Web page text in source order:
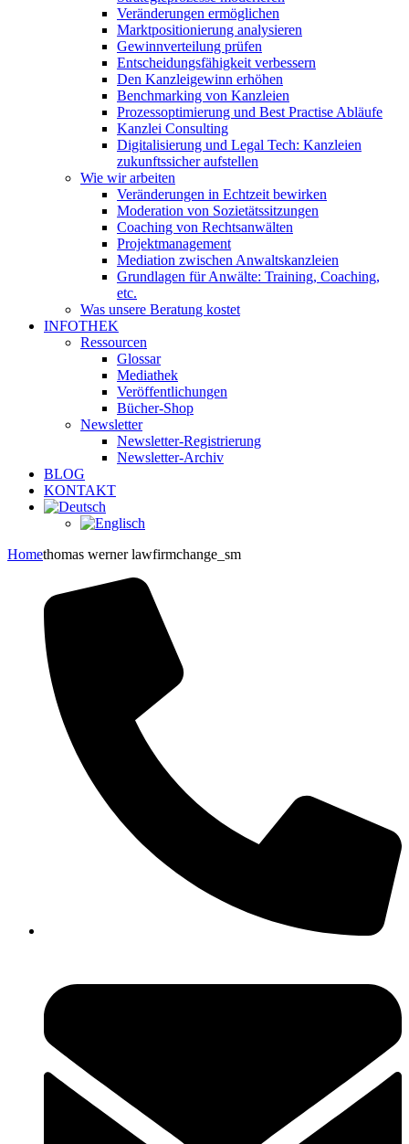
Veränderungen ermöglichen
Marktpositionierung analysieren
Gewinnverteilung prüfen
Entscheidungsfähigkeit verbessern
Den Kanzleigewinn erhöhen
Benchmarking von Kanzleien
Prozessoptimierung und Best Practise Abläufe
Kanzlei Consulting
Digitalisierung und Legal Tech: Kanzleien
zukunftssicher aufstellen
Wie wir arbeiten
Veränderungen in Echtzeit bewirken
Moderation von Sozietätssitzungen
Coaching von Rechtsanwälten
Projektmanagement
Mediation zwischen Anwaltskanzleien
Grundlagen für Anwälte: Training, Coaching,
etc.
Was unsere Beratung kostet
INFOTHEK
Ressourcen
Glossar
Mediathek
Veröffentlichungen
Bücher-Shop
Newsletter
Newsletter-Registrierung
Newsletter-Archiv
BLOG
KONTAKT
Homethomas werner lawfirmchange_sm